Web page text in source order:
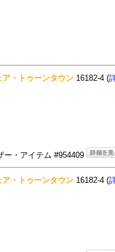
ア・トゥーンタウン 16182-4 (
ー・アイテム #954409
ア・トゥーンタウン 16182-4 (